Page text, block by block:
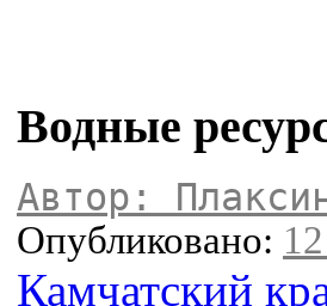
Водные
Автор:
Опубликовано:
Камчатский